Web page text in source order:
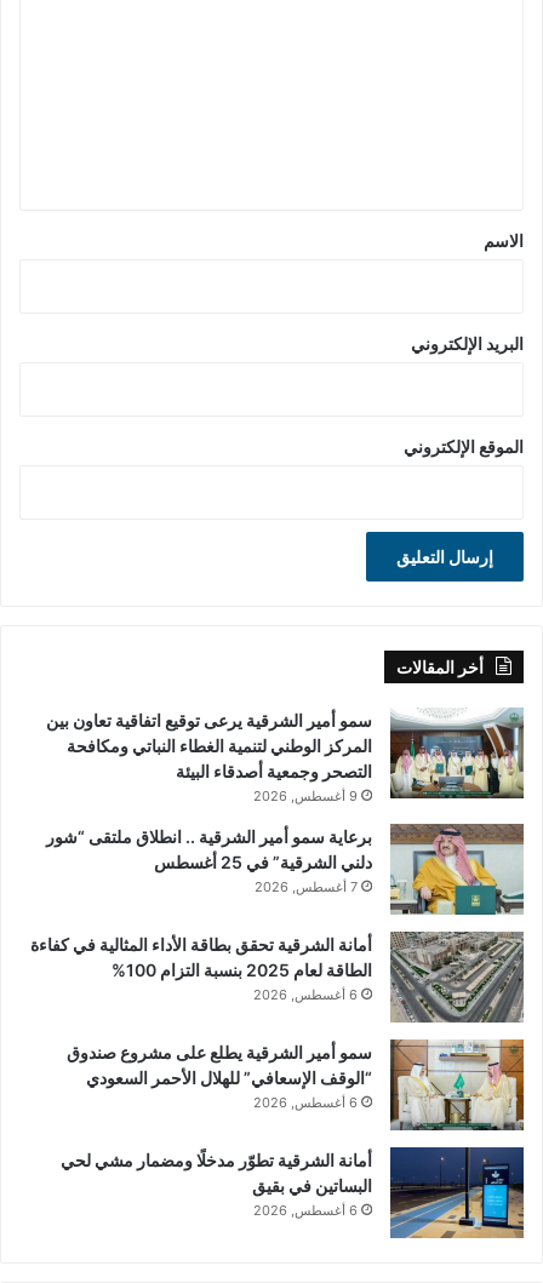
*
الاسم
البريد الإلكتروني
الموقع الإلكتروني
أخر المقالات
سمو أمير الشرقية يرعى توقيع اتفاقية تعاون بين
المركز الوطني لتنمية الغطاء النباتي ومكافحة
التصحر وجمعية أصدقاء البيئة
9 أغسطس, 2026
برعاية سمو أمير الشرقية .. انطلاق ملتقى “شور
دلني الشرقية” في 25 أغسطس
7 أغسطس, 2026
أمانة الشرقية تحقق بطاقة الأداء المثالية في كفاءة
الطاقة لعام 2025 بنسبة التزام 100%
6 أغسطس, 2026
سمو أمير الشرقية يطلع على مشروع صندوق
“الوقف الإسعافي” للهلال الأحمر السعودي
6 أغسطس, 2026
أمانة الشرقية تطوّر مدخلًا ومضمار مشي لحي
البساتين في بقيق
6 أغسطس, 2026